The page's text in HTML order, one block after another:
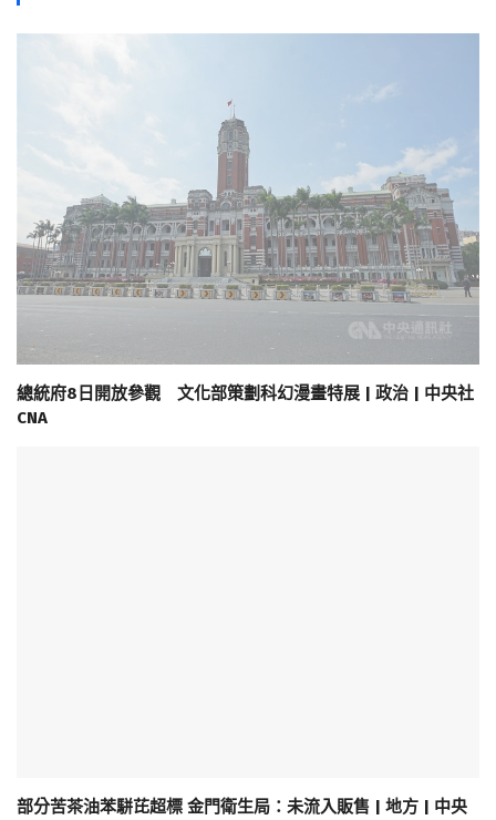
總統府8日開放參觀 文化部策劃科幻漫畫特展 | 政治 | 中央社
CNA
部分苦茶油苯駢芘超標 金門衛生局：未流入販售 | 地方 | 中央